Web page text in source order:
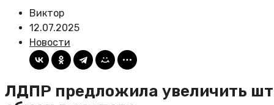
Виктор
12.07.2025
Новости
ЛДПР предложила увеличить